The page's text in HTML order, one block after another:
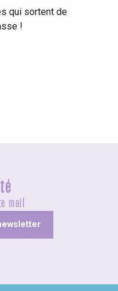
qui sortent de
!
mail